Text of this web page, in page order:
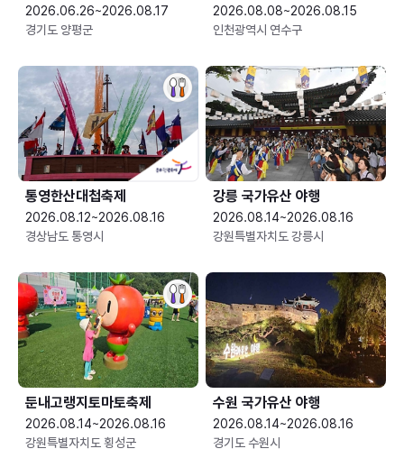
2026.06.26~2026.08.17
경기도 양평군
2026.08.08~2026.08.15
인천광역시 연수구
통영한산대첩축제
2026.08.12~2026.08.16
경상남도 통영시
강릉 국가유산 야행
2026.08.14~2026.08.16
강원특별자치도 강릉시
둔내고랭지토마토축제
2026.08.14~2026.08.16
강원특별자치도 횡성군
수원 국가유산 야행
2026.08.14~2026.08.16
경기도 수원시